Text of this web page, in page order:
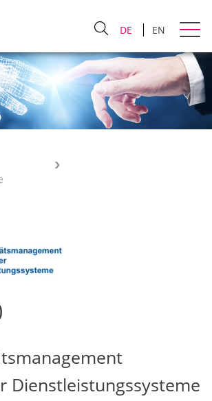
DE EN
Dienstleistungssysteme